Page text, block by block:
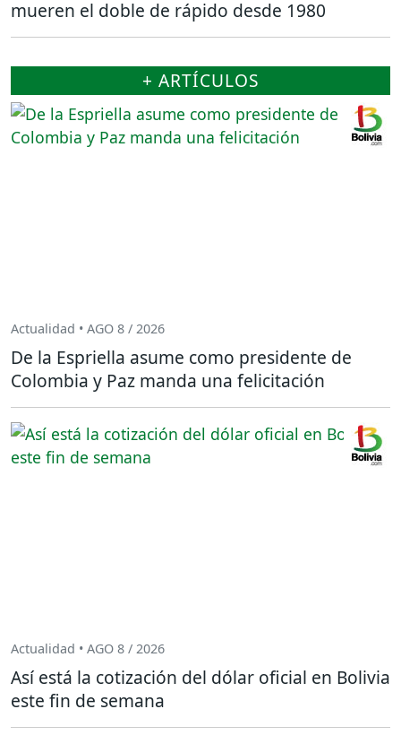
mueren el doble de rápido desde 1980
+ ARTÍCULOS
Actualidad • AGO 8 / 2026
De la Espriella asume como presidente de
Colombia y Paz manda una felicitación
Actualidad • AGO 8 / 2026
Así está la cotización del dólar oficial en Bolivia
este fin de semana